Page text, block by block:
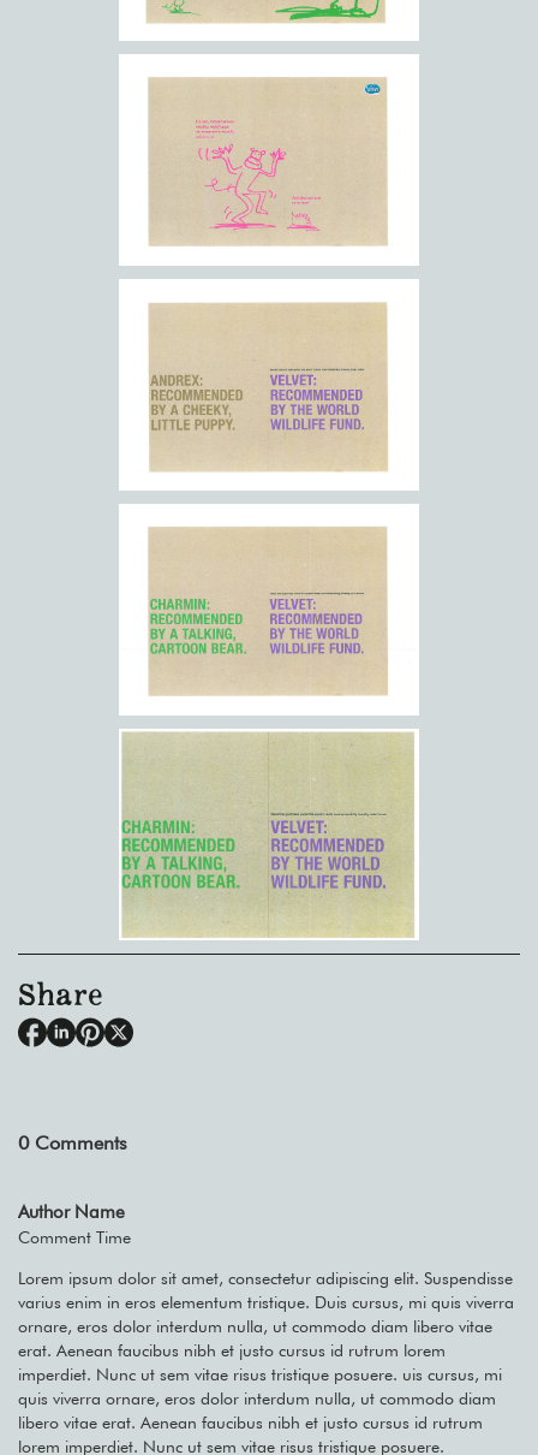
Share
0Comments
Author Name
Comment Time
Lorem ipsum dolor sit amet, consectetur adipiscing elit. Suspendisse
varius enim in eros elementum tristique. Duis cursus, mi quis viverra
ornare, eros dolor interdum nulla, ut commodo diam libero vitae
erat. Aenean faucibus nibh et justo cursus id rutrum lorem
imperdiet. Nunc ut sem vitae risus tristique posuere. uis cursus, mi
quis viverra ornare, eros dolor interdum nulla, ut commodo diam
libero vitae erat. Aenean faucibus nibh et justo cursus id rutrum
lorem imperdiet. Nunc ut sem vitae risus tristique posuere.